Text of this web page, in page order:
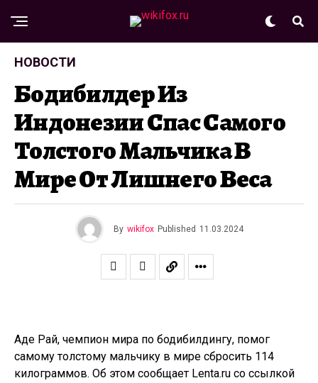
НОВОСТИ
Бодибилдер Из
Индонезии Спас Самого
Толстого Мальчика В
Мире От Лишнего Веса
By wikifox Published 11.03.2024
Аде Рай, чемпион мира по бодибилдингу, помог
самому толстому мальчику в мире сбросить 114
килограммов. Об этом сообщает Lenta.ru со ссылкой